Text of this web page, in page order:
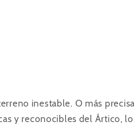
inestable. O más
y reconocibles del Ártico,